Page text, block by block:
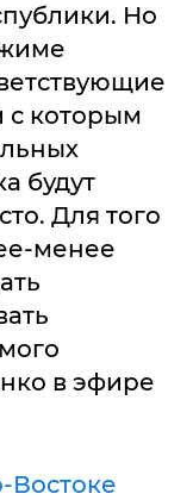
Но
с которым
будут
Для того
менее
в эфире
Востоке